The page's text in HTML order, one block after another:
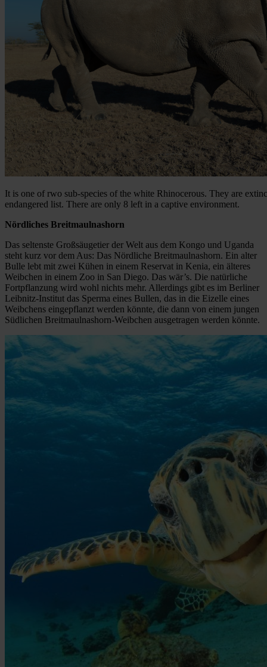
It is one of rwo sub-species of the white Rhinocerous. They are
endangered list. There are only 8 left in a captive environment.
Nördliches Breitmaulnashorn
Das seltenste Großsäugetier der Welt aus dem Kongo und Uganda
steht kurz vor dem Aus: Das Nördliche Breitmaulnashorn. Ein alter
Bulle lebt mit zwei Kühen in einem Reservat in Kenia, ein älteres
Weibchen in einem Zoo in San Diego. Das wär’s. Die natürliche
Fortpflanzung wird wohl nichts mehr. Allerdings gibt es im Berliner
Leibnitz-Institut das Sperma eines Bullen, das in die Eizelle eines
Weibchens eingepflanzt werden könnte, die dann von einem jungen
Südlichen Breitmaulnashorn-Weibchen ausgetragen werden könnte.